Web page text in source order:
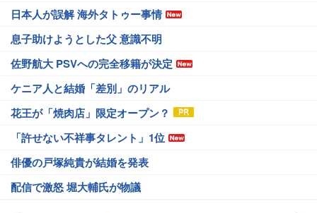
日本人が誤解 海外タトゥー事情
息子助けようとした父 意識不明
佐野航大 PSVへの完全移籍が決定
ケニア人と結婚「差別」のリアル
花王が「焼肉店」限定オープン？
「許せない不祥事タレント」1位
俳優の戸塚純貴が結婚を発表
配信で激怒 堀大輔氏が物議